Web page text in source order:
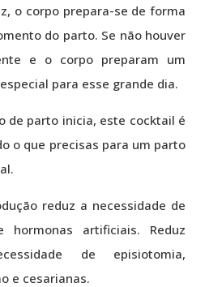
o corpo prepara-se de forma
do parto. Se não houver
e o corpo preparam um
para esse grande dia.
de parto inicia, este cocktail é
o que precisas para um parto
reduz a necessidade de
hormonas artificiais. Reduz
de episiotomia,
e cesarianas.